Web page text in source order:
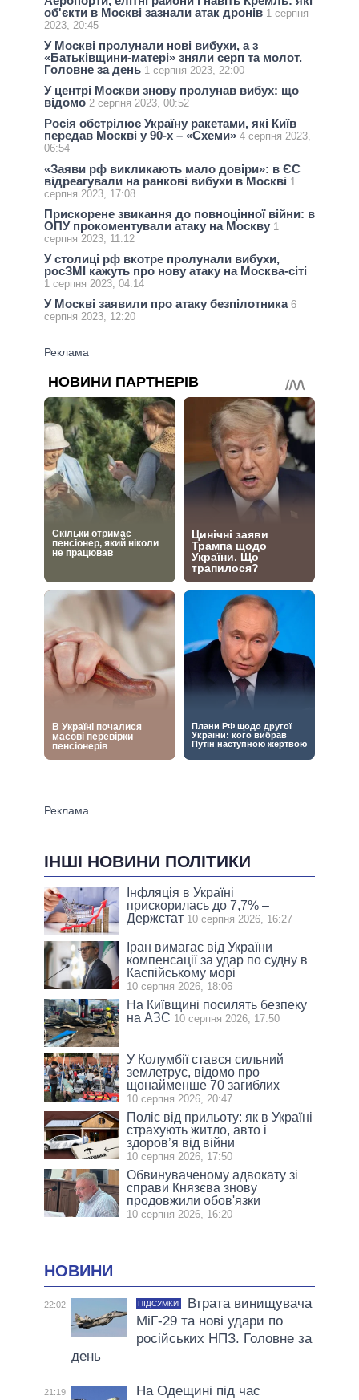
об'єкти в Москві зазнали атак дронів 1 серпня
2023, 20:45
У Москві пролунали нові вибухи, а з
«Батьківщини-матері» зняли серп та молот.
Головне за день 1 серпня 2023, 22:00
У центрі Москви знову пролунав вибух: що
відомо 2 серпня 2023, 00:52
Росія обстрілює Україну ракетами, які Київ
передав Москві у 90-х – «Схеми» 4 серпня 2023,
06:54
«Заяви рф викликають мало довіри»: в ЄС
відреагували на ранкові вибухи в Москві 1
серпня 2023, 17:08
Прискорене звикання до повноцінної війни: в
ОПУ прокоментували атаку на Москву 1
серпня 2023, 11:12
У столиці рф вкотре пролунали вибухи,
росЗМІ кажуть про нову атаку на Москва-сіті
1 серпня 2023, 04:14
У Москві заявили про атаку безпілотника 6
серпня 2023, 12:20
ІНШІ НОВИНИ ПОЛІТИКИ
Інфляція в Україні
прискорилась до 7,7% –
Держстат 10 серпня 2026, 16:27
Іран вимагає від України
компенсації за удар по судну в
Каспійському морі
10 серпня 2026, 18:06
На Київщині посилять безпеку
на АЗС 10 серпня 2026, 17:50
У Колумбії стався сильний
землетрус, відомо про
щонайменше 70 загиблих
10 серпня 2026, 20:47
Поліс від прильоту: як в Україні
страхують житло, авто і
здоров’я від війни
10 серпня 2026, 17:50
Обвинуваченому адвокату зі
справи Князєва знову
продовжили обов'язки
10 серпня 2026, 16:20
НОВИНИ
22:02 ПІДСУМКИ
Втрата винищувача
МіГ-29 та нові удари по
російських НПЗ. Головне за
день
21:19
На Одещині під час